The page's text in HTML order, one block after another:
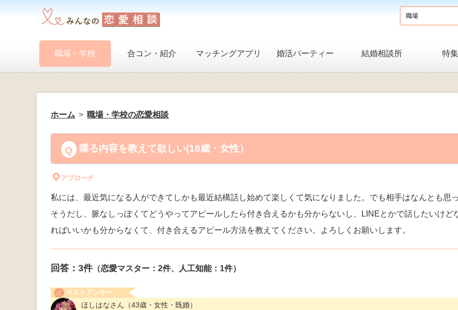
職場・学校 合コン・紹介 マッチングアプリ 婚活パーティー 結婚相談所 特
ホーム 職場・学校の恋愛相談
喋る内容を教えて欲しい(18歳・女性）
アプローチ
私には、最近気になる人ができてしかも最近結構話し始めて楽しくて気になりました。でも相手はなんとも思
そうだし、脈なしっぽくてどうやってアピールしたら付き合えるかも分からないし、LINEとかで話したいけど
ればいいかも分からなくて、付き合えるアピール方法を教えてください。よろしくお願いします。
回答： 3件（恋愛マスター：2件、人工知能：1件）
ベストアンサー
ほしはなさん （43歳・女性・既婚）